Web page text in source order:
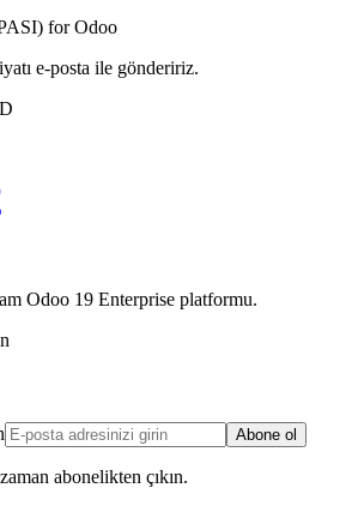
for Odoo
e-posta ile göndeririz.
Odoo 19 Enterprise platformu.
Abone ol
abonelikten çıkın.